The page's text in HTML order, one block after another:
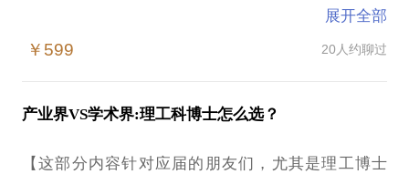
是已经从事多年的老前辈、同行，我们都可以一起来
今天的行业巨大发展，我将拿出10+年的新能源技术
研发、项目管理、战略制定、产投分析经验，针对以
展开全部
￥599 20人约聊过
产业界VS学术界:理工科博士怎么选？
【这部分内容针对应届的朋友们，尤其是理工博士